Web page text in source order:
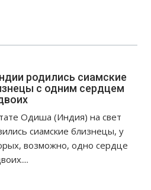
родились сиамские
с одним сердцем
Одиша (Индия) на свет
сиамские близнецы, у
возможно, одно сердце